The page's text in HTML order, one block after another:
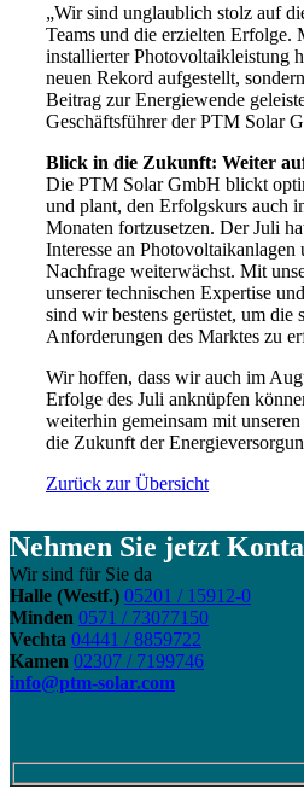
„Wir sind unglaublich stolz auf
Teams und die erzielten Erfolge.
installierter Photovoltaikleistung
neuen Rekord aufgestellt,
Beitrag zur Energiewende
Geschäftsführer der PTM Solar
Blick in die Zukunft: Weiter
Die PTM Solar GmbH blickt
und plant, den Erfolgskurs auch
Monaten fortzusetzen. Der Juli
Interesse an
Nachfrage weiterwächst. Mit
unserer technischen Expertise
sind wir bestens gerüstet, um die
Anforderungen des Marktes zu
Wir hoffen, dass wir auch im
Erfolge des Juli anknüpfen
weiterhin gemeinsam mit
die Zukunft der
Zurück zur Übersicht
Nehmen Sie jetzt
Wir sind für Sie da
Halle (Westf.) 05201 / 15912-0
Minden 0571 / 73077150
Vechta 04441 / 8859722
Kamen 02307 / 7199746
info@ptm-solar.com